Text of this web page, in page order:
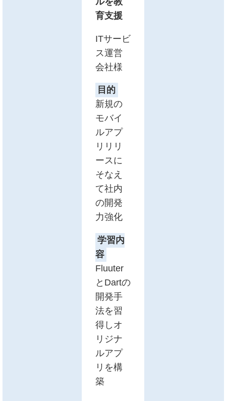
育支援
ITサービ
ス運営
会社様
目的
新規の
モバイ
ルアプ
リリリ
ースに
そなえ
て社内
の開発
力強化
学習内
容
Fluuter
とDartの
開発手
法を習
得しオ
リジナ
ルアプ
リを構
築